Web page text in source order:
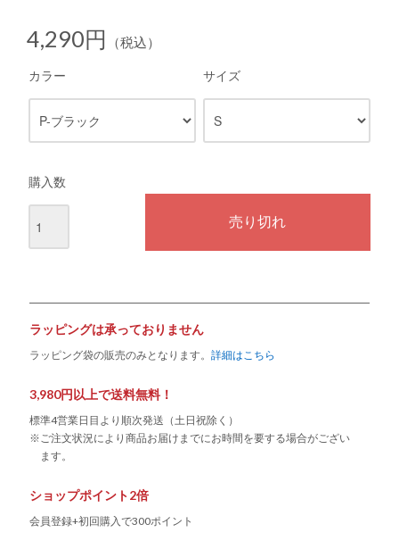
4,290円 （税込）
カラー サイズ
購入数
ラッピングは承っておりません
ラッピング袋の販売のみとなります。詳細はこちら
3,980円以上で送料無料！
標準4営業日目より順次発送（土日祝除く）
※ご注文状況により商品お届けまでにお時間を要する場合がござい
ます。
ショップポイント2倍
会員登録+初回購入で300ポイント